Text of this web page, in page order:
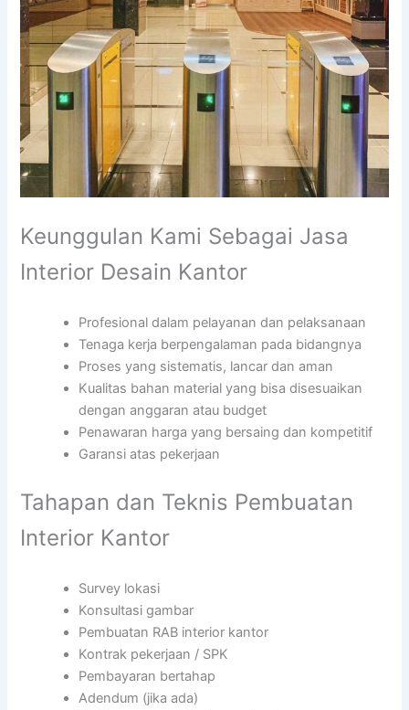
Keunggulan Kami Sebagai Jasa
Interior Desain Kantor
Profesional dalam pelayanan dan pelaksanaan
Tenaga kerja berpengalaman pada bidangnya
Proses yang sistematis, lancar dan aman
Kualitas bahan material yang bisa disesuaikan
dengan anggaran atau budget
Penawaran harga yang bersaing dan kompetitif
Garansi atas pekerjaan
Tahapan dan Teknis Pembuatan
Interior Kantor
Survey lokasi
Konsultasi gambar
Pembuatan RAB interior kantor
Kontrak pekerjaan / SPK
Pembayaran bertahap
Adendum (jika ada)